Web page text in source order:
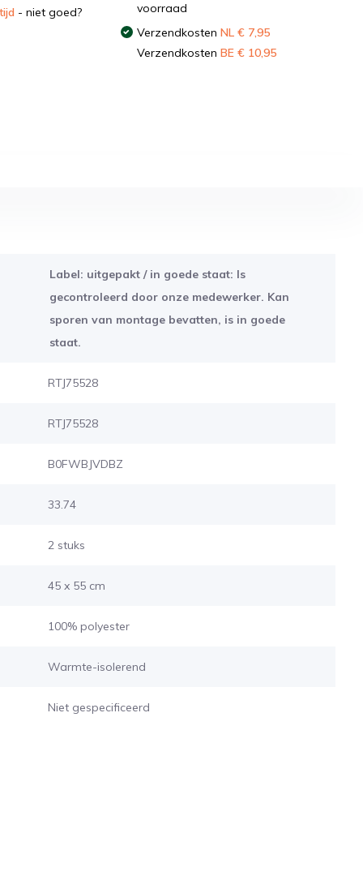
- niet goed?
voorraad
Verzendkosten NL € 7,95
Verzendkosten BE € 10,95
Label: uitgepakt / in goede staat: Is
gecontroleerd door onze medewerker. Kan
sporen van montage bevatten, is in goede
staat.
RTJ75528
RTJ75528
B0FWBJVDBZ
33.74
2 stuks
45 x 55 cm
100% polyester
Warmte-isolerend
Niet gespecificeerd